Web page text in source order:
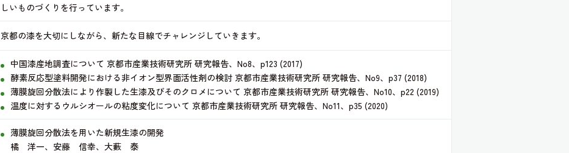
しいものづくりを行っています。
京都の漆を大切にしながら、新たな目線でチャレンジしていきます。
中国漆産地調査について 京都市産業技術研究所 研究報告、No8、p123 (2017)
酵素反応型塗料開発における非イオン型界面活性剤の検討 京都市産業技術研究所 研究報告、No9、p37 (2018)
薄膜旋回分散法により作製した生漆及びそのクロメについて 京都市産業技術研究所 研究報告、No10、p22 (2019)
温度に対するウルシオールの粘度変化について 京都市産業技術研究所 研究報告、No11、p35 (2020)
薄膜旋回分散法を用いた新規生漆の開発
橘 洋一、安藤 信幸、大藪 泰